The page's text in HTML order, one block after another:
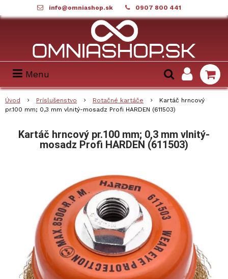
info@omniashop.sk 0907 800 441
Menu
Úvod Príslušenstvo Rotačné kartáče
Kartáč hrncový
pr.100 mm; 0,3 mm vlnitý-mosadz Profi HARDEN (611503)
Kartáč hrncový pr.100 mm; 0,3 mm vlnitý-
mosadz Profi HARDEN (611503)